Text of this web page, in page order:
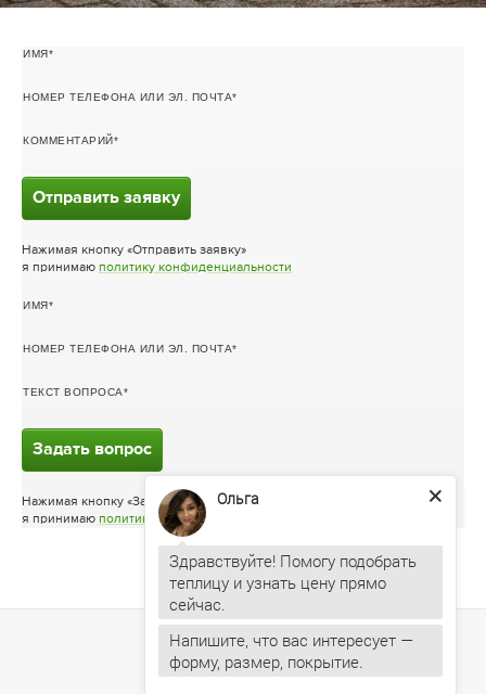
ИМЯ
НОМЕР ТЕЛЕФОНА ИЛИ ЭЛ. ПОЧТА
КОММЕНТАРИЙ
Отправить заявку
Нажимая кнопку «Отправить заявку»
я принимаю политику конфиденциальности
ИМЯ
НОМЕР ТЕЛЕФОНА ИЛИ ЭЛ. ПОЧТА
ТЕКСТ ВОПРОСА
Задать вопрос
Нажимая кнопку «Задать вопрос»
я принимаю политику конфиденциальности
Ольга
Здравствуйте! Помогу подобрать
теплицу и узнать цену прямо
Напишите, что вас интересует —
форму, размер, покрытие.